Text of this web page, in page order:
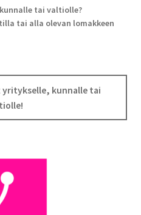
tai valtiolle?
tai alla olevan lomakkeen
kunnalle tai